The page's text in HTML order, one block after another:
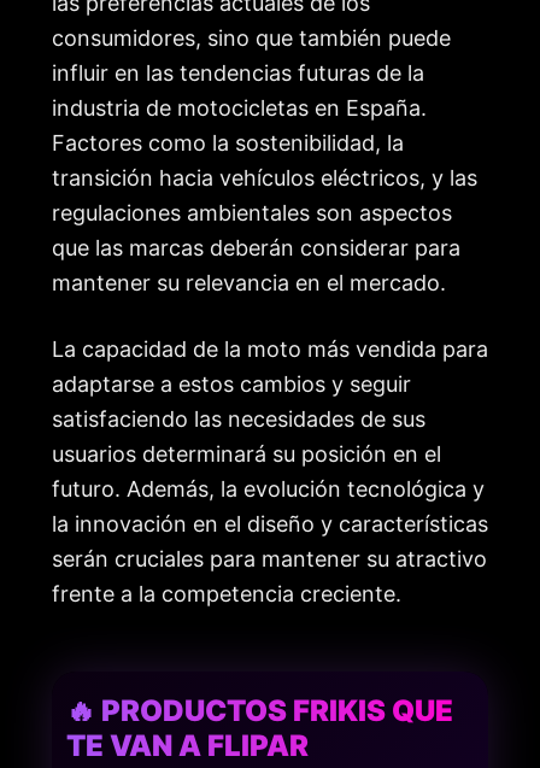
consumidores, sino que también puede
influir en las tendencias futuras de la
industria de motocicletas en España.
Factores como la sostenibilidad, la
transición hacia vehículos eléctricos, y las
regulaciones ambientales son aspectos
que las marcas deberán considerar para
mantener su relevancia en el mercado.
La capacidad de la moto más vendida para
adaptarse a estos cambios y seguir
satisfaciendo las necesidades de sus
usuarios determinará su posición en el
futuro. Además, la evolución tecnológica y
la innovación en el diseño y características
serán cruciales para mantener su atractivo
frente a la competencia creciente.
🔥 PRODUCTOS FRIKIS QUE
TE VAN A FLIPAR